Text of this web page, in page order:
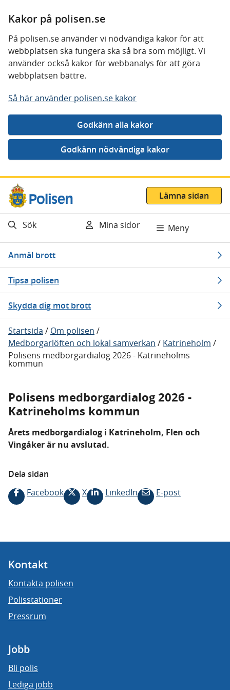
Kakor på polisen.se
På polisen.se använder vi nödvändiga kakor för att
webbplatsen ska fungera ska så bra som möjligt. Vi
använder också kakor för webbanalys för att göra
webbplatsen bättre.
Så här använder polisen.se kakor
Gå direkt till innehåll
Lämna sidan
Sök Mina sidor Meny
Anmäl brott
Tipsa polisen
Skydda dig mot brott
Startsida / Om polisen /
Medborgarlöften och lokal samverkan / Katrineholm /
Polisens medborgardialog 2026 - Katrineholms
kommun
Polisens medborgardialog 2026 -
Katrineholms kommun
Årets medborgardialog i Katrineholm, Flen och
Vingåker är nu avslutad.
Dela sidan
Facebook
X LinkedIn E-post
Kontakt
Kontakta polisen
Polisstationer
Pressrum
Jobb
Bli polis
Lediga jobb